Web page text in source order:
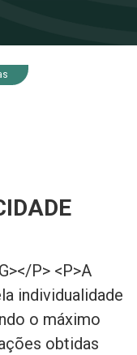
P> <P>A
individualidade
o máximo
obtidas